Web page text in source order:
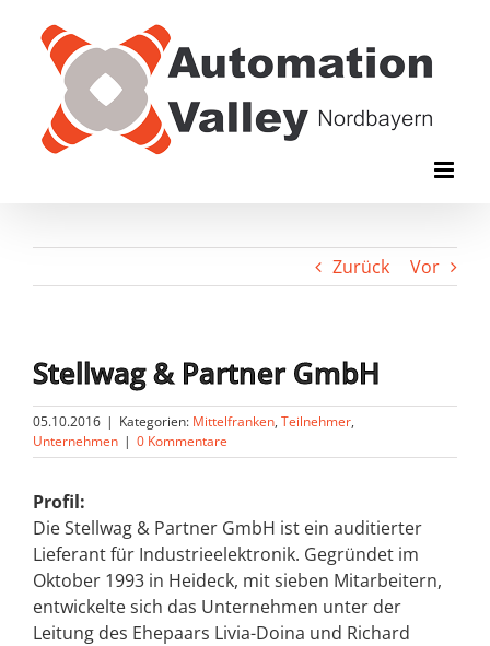
Inhalt
springen
Zurück Vor
Stellwag & Partner GmbH
05.10.2016 | Kategorien: Mittelfranken, Teilnehmer,
Unternehmen | 0 Kommentare
Profil:
Die Stellwag & Partner GmbH ist ein auditierter
Lieferant für Industrieelektronik. Gegründet im
Oktober 1993 in Heideck, mit sieben Mitarbeitern,
entwickelte sich das Unternehmen unter der
Leitung des Ehepaars Livia-Doina und Richard